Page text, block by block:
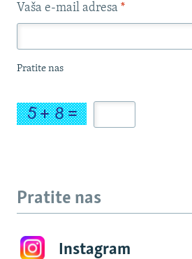
Vaša e-mail adresa *
Pratite nas
Pratite nas
Instagram